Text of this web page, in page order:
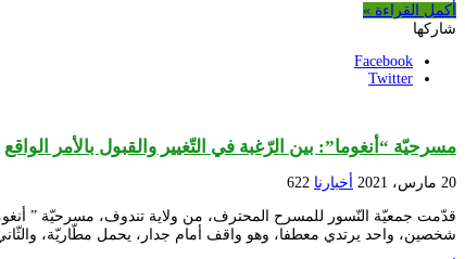
أكمل القراءة »
شاركها
Facebook
Twitter
مسرحيّة “أنغوما”: بين الرّغبة في التّغيير والقبول بالأمر الواقع
20 مارس، 2021 أخبارنا 622
شخصين، واحد يرتدي معطفا، وهو واقف أمام جدار، يحمل مطّاريّة،